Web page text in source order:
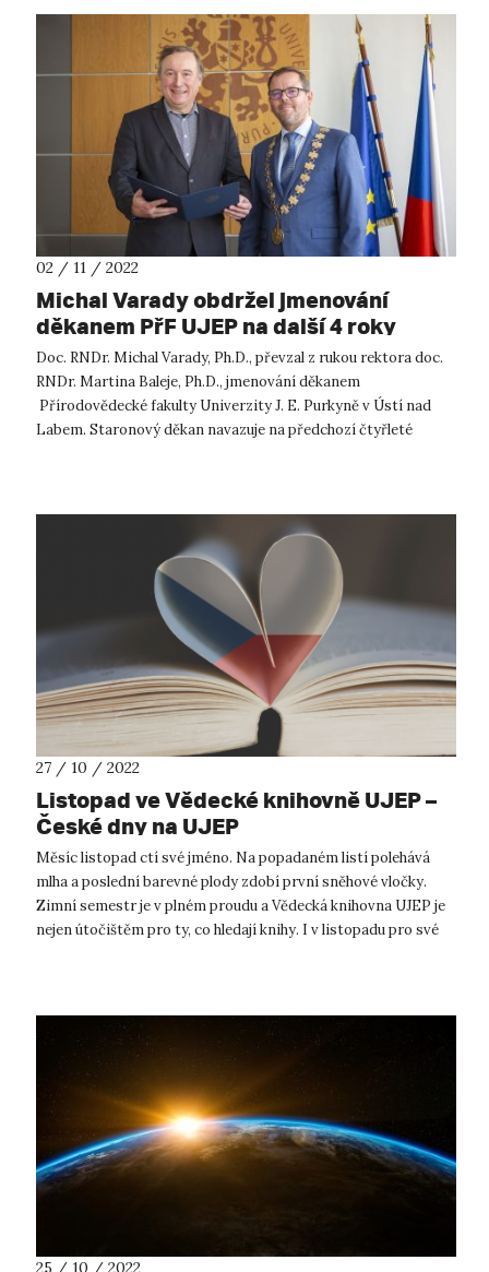
02 / 11 / 2022
Michal Varady obdržel jmenování
děkanem PřF UJEP na další 4 roky
Doc. RNDr. Michal Varady, Ph.D., převzal z rukou rektora doc.
RNDr. Martina Baleje, Ph.D., jmenování děkanem
Přírodovědecké fakulty Univerzity J. E. Purkyně v Ústí nad
Labem. Staronový děkan navazuje na předchozí čtyřleté
27 / 10 / 2022
Listopad ve Vědecké knihovně UJEP –
České dny na UJEP
Měsíc listopad ctí své jméno. Na popadaném listí polehává
mlha a poslední barevné plody zdobí první sněhové vločky.
Zimní semestr je v plném proudu a Vědecká knihovna UJEP je
nejen útočištěm pro ty, co hledají knihy. I v listopadu pro své
25 / 10 / 2022